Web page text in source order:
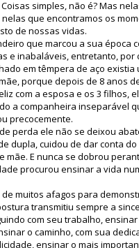
simples, não é? Mas
nelas que encontramos os
de nossas vidas.
que marcou a sua época
e inabaláveis, entretanto, por
em têmpera de aço existia
porque depois de 8 anos
com a esposa e os 3 filhos,
a companheira inseparável
precocemente.
perda ele não se deixou
dupla, cuidou de dar conta
mãe. E nunca se dobrou
procurou ensinar a vida
muitos afagos para
transmitiu sempre a
com seu trabalho,
o caminho, com sua
ensinar o mais